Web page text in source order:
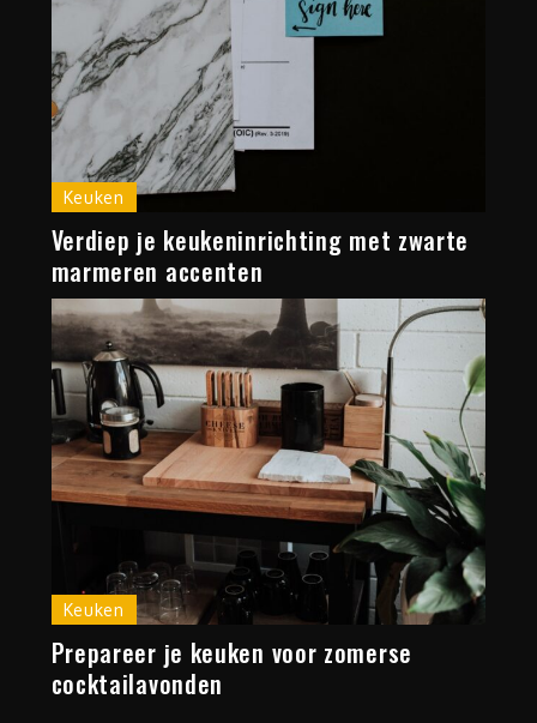
Keuken
Verdiep je keukeninrichting met zwarte
marmeren accenten
Keuken
Prepareer je keuken voor zomerse
cocktailavonden